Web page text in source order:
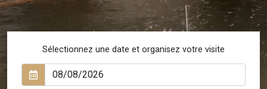
Sélectionnez une date et organisez votre visite